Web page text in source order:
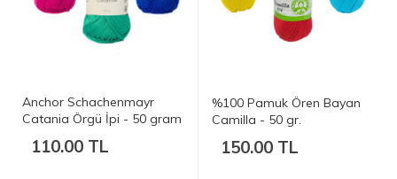
Anchor Schachenmayr
Catania Örgü İpi - 50 gram
110.00 TL
%100 Pamuk Ören Bayan
Camilla - 50 gr.
150.00 TL